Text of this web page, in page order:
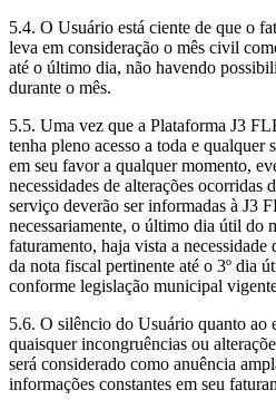
5.4. O Usuário está ciente de que o
leva em consideração o mês civil
até o último dia, não havendo
durante o mês.
5.5. Uma vez que a Plataforma J3
tenha pleno acesso a toda e qualquer
em seu favor a qualquer momento,
necessidades de alterações ocorridas
serviço deverão ser informadas à J3
necessariamente, o último dia útil do
faturamento, haja vista a
da nota fiscal pertinente até o 3º dia
conforme legislação municipal
5.6. O silêncio do Usuário quanto ao
quaisquer incongruências ou
será considerado como anuência
informações constantes em seu